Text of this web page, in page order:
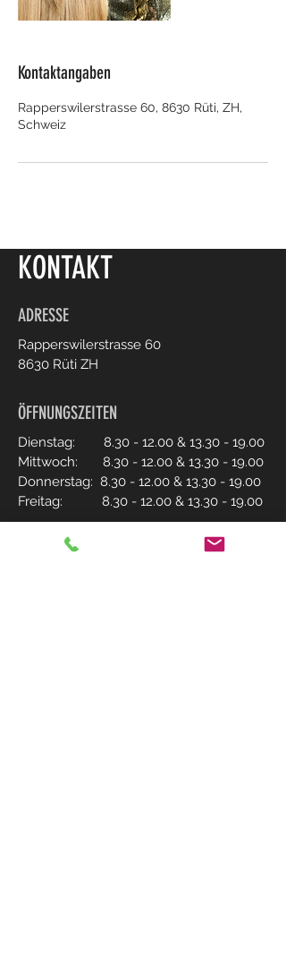
Kontaktangaben
Rapperswilerstrasse 60, 8630 Rüti, ZH,
Schweiz
KONTAKT
ADRESSE
Rapperswilerstrasse 60
8630 Rüti ZH
ÖFFNUNGSZEITEN
Dienstag: 8.30 - 12.00 & 13.30 - 19.00
Mittwoch: 8.30 - 12.00 & 13.30 - 19.00
Donnerstag: 8.30 - 12.00 & 13.30 - 19.00
Freitag: 8.30 - 12.00 & 13.30 - 19.00
Samstag: